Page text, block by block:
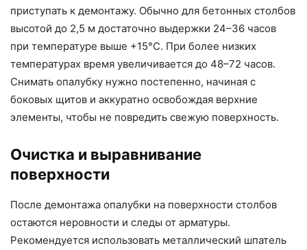
приступать к демонтажу. Обычно для бетонных столбов
высотой до 2,5 м достаточно выдержки 24–36 часов
при температуре выше +15°C. При более низких
температурах время увеличивается до 48–72 часов.
Снимать опалубку нужно постепенно, начиная с
боковых щитов и аккуратно освобождая верхние
элементы, чтобы не повредить свежую поверхность.
Очистка и выравнивание
поверхности
После демонтажа опалубки на поверхности столбов
остаются неровности и следы от арматуры.
Рекомендуется использовать металлический шпатель